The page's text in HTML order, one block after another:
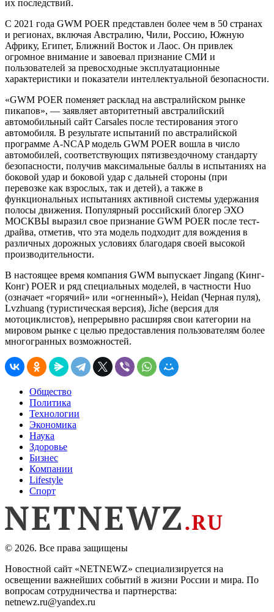
их последствий.
С 2021 года GWM POER представлен более чем в 50 странах
и регионах, включая Австралию, Чили, Россию, Южную
Африку, Египет, Ближний Восток и Лаос. Он привлек
огромное внимание и завоевал признание СМИ и
пользователей за превосходные эксплуатационные
характеристики и показатели интеллектуальной безопасности.
«GWM POER поменяет расклад на австралийском рынке
пикапов», — заявляет авторитетный австралийский
автомобильный сайт Carsales после тестирования этого
автомобиля. В результате испытаний по австралийской
программе A-NCAP модель GWM POER вошла в число
автомобилей, соответствующих пятизвездочному стандарту
безопасности, получив максимальные баллы в испытаниях на
боковой удар и боковой удар с дальней стороны (при
перевозке как взрослых, так и детей), а также в
функциональных испытаниях активной системы удержания
полосы движения. Популярный российский блогер ЭХО
МОСКВЫ выразил свое признание GWM POER после тест-
драйва, отметив, что эта модель подходит для вождения в
различных дорожных условиях благодаря своей высокой
производительности.
В настоящее время компания GWM выпускает Jingang (Кинг-
Конг) POER и ряд специальных моделей, в частности Huo
(означает «горячий» или «огненный»), Heidan (Черная пуля),
Lvzhuang (туристическая версия), Jiche (версия для
мотоциклистов), непрерывно расширяя свои категории на
мировом рынке с целью предоставления пользователям более
многогранных возможностей.
Общество
Политика
Технологии
Экономика
Наука
Здоровье
Бизнес
Компании
Lifestyle
Спорт
© 2026. Все права защищены
Новостной сайт «NETNEWZ» специализируется на
освещении важнейших событий в жизни России и мира. По
вопросам сотрудничества и партнерства:
netnewz.ru@yandex.ru